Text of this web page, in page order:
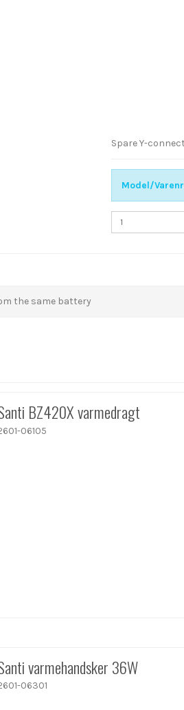
Spare Y-
Model/
the same battery
BZ420X varmedragt
06105
varmehandsker 36W
06301